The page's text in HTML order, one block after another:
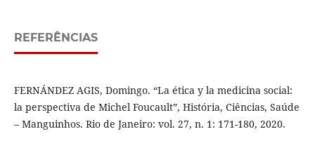
REFERÊNCIAS
FERNÁNDEZ AGIS, Domingo. “La ética y la medicina social:
la perspectiva de Michel Foucault”, História, Ciências, Saúde
– Manguinhos. Rio de Janeiro: vol. 27, n. 1: 171-180, 2020.